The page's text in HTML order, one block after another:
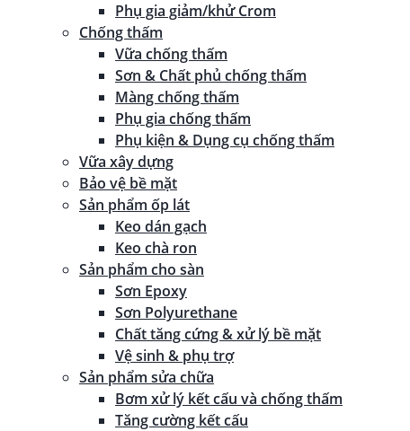
Phụ gia giảm/khử Crom
Chống thấm
Vữa chống thấm
Sơn & Chất phủ chống thấm
Màng chống thấm
Phụ gia chống thấm
Phụ kiện & Dụng cụ chống thấm
Vữa xây dựng
Bảo vệ bề mặt
Sản phẩm ốp lát
Keo dán gạch
Keo chà ron
Sản phẩm cho sàn
Sơn Epoxy
Sơn Polyurethane
Chất tăng cứng & xử lý bề mặt
Vệ sinh & phụ trợ
Sản phẩm sửa chữa
Bơm xử lý kết cấu và chống thấm
Tăng cường kết cấu